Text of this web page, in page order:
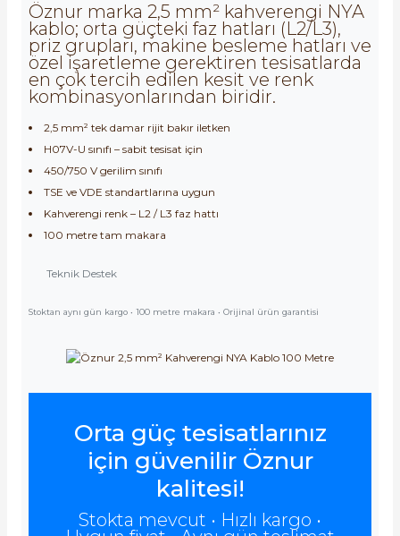
Öznur marka 2,5 mm² kahverengi NYA
kablo; orta güçteki faz hatları (L2/L3),
priz grupları, makine besleme hatları ve
özel işaretleme gerektiren tesisatlarda
en çok tercih edilen kesit ve renk
kombinasyonlarından biridir.
2,5 mm² tek damar rijit bakır iletken
H07V-U sınıfı – sabit tesisat için
450/750 V gerilim sınıfı
TSE ve VDE standartlarına uygun
Kahverengi renk – L2 / L3 faz hattı
100 metre tam makara
Teknik Destek
Stoktan aynı gün kargo • 100 metre makara • Orijinal ürün garantisi
Orta güç tesisatlarınız
için güvenilir Öznur
kalitesi!
Stokta mevcut • Hızlı kargo •